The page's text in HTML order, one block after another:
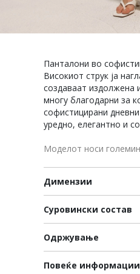
Панталони во
Високиот струк ја
создаваат издолжена
многу благодарни за
софистицирани
уредно, елегантно и
Моделот носи
Димензии
Суровински состав
Одржување
Повеќе информации